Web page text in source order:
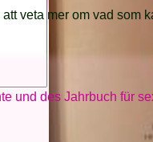
veta mer om vad som
und des Jahrbuch für